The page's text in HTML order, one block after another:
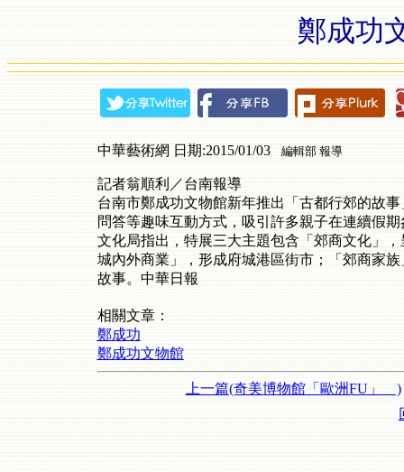
鄭成功
中華藝術網 日期:2015/01/03 編輯部 報導
記者翁順利／台南報導
台南市鄭成功文物館新年推出「古都行郊的故
問答等趣味互動方式，吸引許多親子在連續假
文化局指出，特展三大主題包含「郊商文化」
城內外商業」，形成府城港區街市；「郊商家
故事。中華日報
相關文章：
鄭成功
鄭成功文物館
上一篇(奇美博物館「歐洲FU」 )